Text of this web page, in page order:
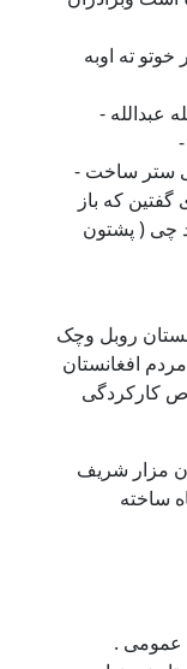
ته اوبه
عبدالله -
ستر ساخت -
که باز
چی ( پشتون
روبل وچک
افغانستان
کارکردگی
مزار شریف